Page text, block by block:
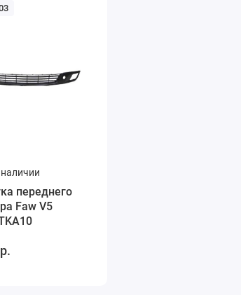
переднего
Faw V5